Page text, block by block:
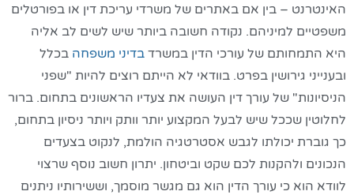
האינטרנט – בין אם באתרים של משרדי עריכת דין או בפורטלים
משפטיים למיניהם. נקודה חשובה ביותר שיש לשים לב אליה
היא התמחותם של עורכי הדין במשרד בדיני משפחה בכלל
ובענייני גירושין בפרט. בוודאי לא הייתם רוצים להיות "שפני
הניסיונות" של עורך דין העושה את צעדיו הראשונים בתחום. ברור
לחלוטין שככל שיש לבעל המקצוע יותר וותק ויותר ניסיון בתחום,
כך גוברת יכולתו לגבש אסטרטגיה הולמת, לנקוט בצעדים
הנכונים ולהקנות לכם שקט וביטחון. יתרון חשוב נוסף שרצוי
לוודא הוא כי עורך הדין הוא גם מגשר מוסמך, וששירותיו ניתנים